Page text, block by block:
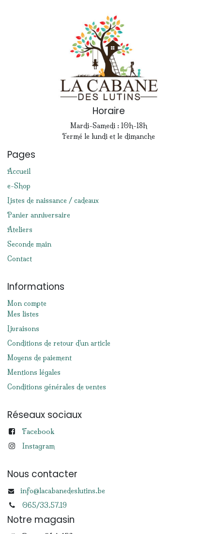
Horaire
Mardi-Samedi : 10h-18h
Fermé le lundi et le dimanche
Pages
Accueil
e-Shop
Listes de naissance / cadeaux
Panier anniversaire
Ateliers
Seconde main
Contact
Informations
Mon compte
Mes listes
Livraisons
Conditions de retour d'un article
Moyens de paiement
Mentions légales
Conditions générales de ventes
Réseaux sociaux
Facebook
Instagram
Nous contacter
info@lacabanedeslutins.be
065/33.57.19
Notre magasin